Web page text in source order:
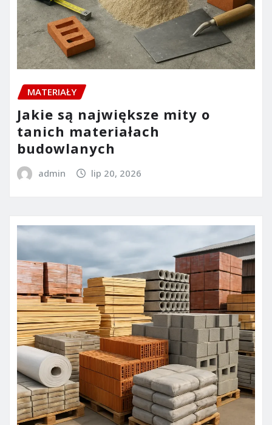
MATERIAŁY
Jakie są największe mity o
tanich materiałach
budowlanych
admin lip 20, 2026